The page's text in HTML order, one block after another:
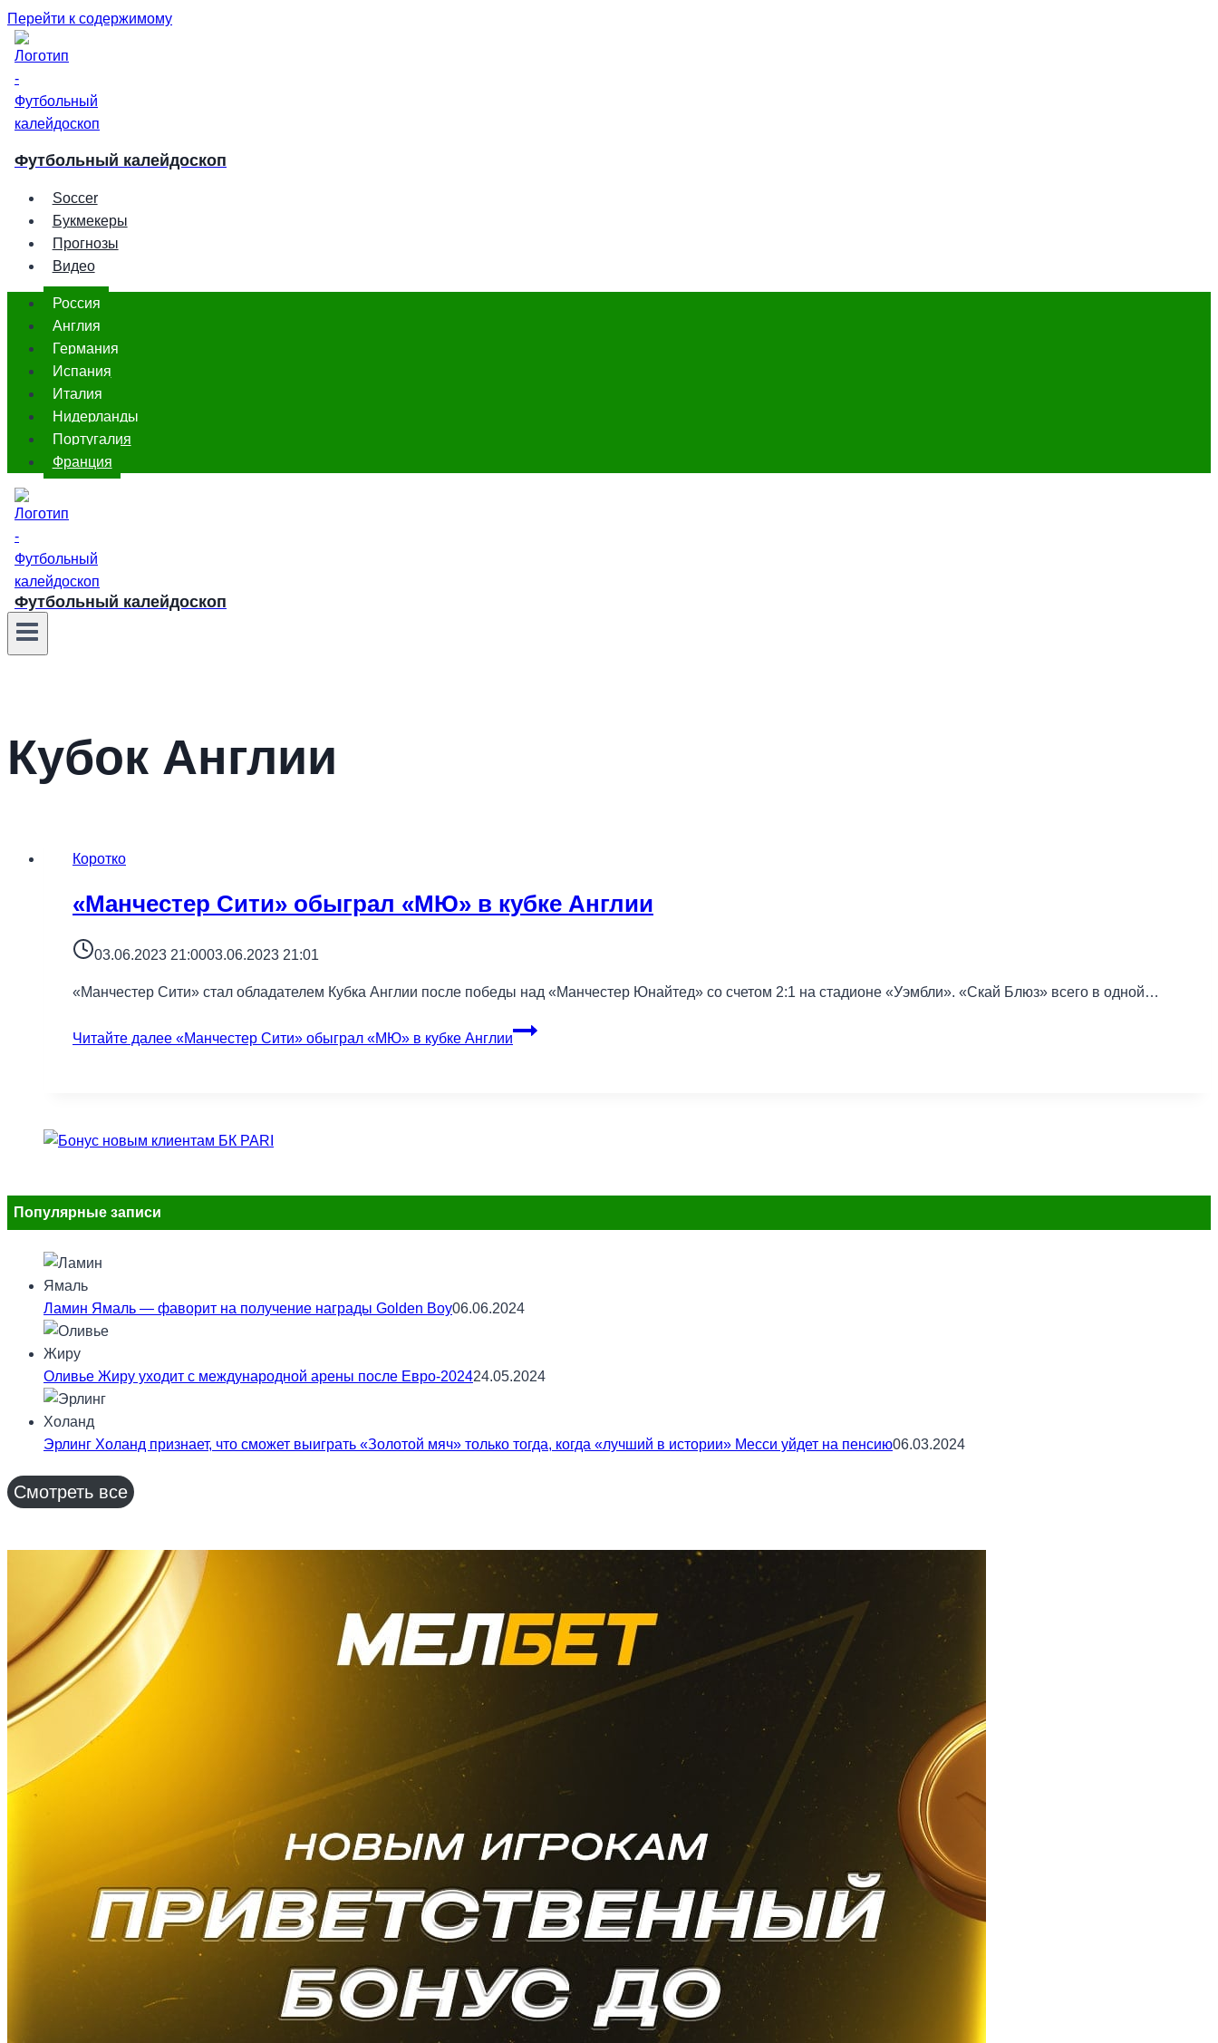
Перейти к содержимому
Футбольный калейдоскоп
Soccer
Букмекеры
Прогнозы
Видео
Россия
Англия
Германия
Испания
Италия
Нидерланды
Португалия
Франция
Футбольный калейдоскоп
Кубок Англии
Коротко
«Манчестер Сити» обыграл «МЮ» в кубке Англии
03.06.2023 21:0003.06.2023 21:01
«Манчестер Сити» стал обладателем Кубка Англии после победы над «Манчестер Юнайтед» со счетом 2:1 на стадионе «Уэмбли». «Скай Блюз» всего в одной…
Читайте далее «Манчестер Сити» обыграл «МЮ» в кубке Англии
Популярные записи
Ламин Ямаль — фаворит на получение награды Golden Boy06.06.2024
Оливье Жиру уходит с международной арены после Евро-202424.05.2024
Эрлинг Холанд признает, что сможет выиграть «Золотой мяч» только тогда, когда «лучший в истории» Месси уйдет на пенсию06.03.2024
Смотреть все